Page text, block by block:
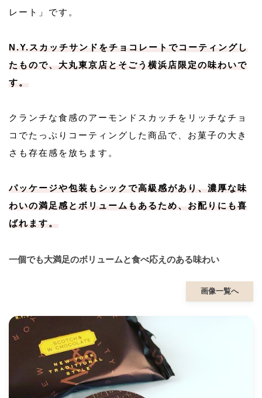
レート」です。
N.Y.スカッチサンドをチョコレートでコーティングし
たもので、大丸東京店とそごう横浜店限定の味わいで
す。
クランチな食感のアーモンドスカッチをリッチなチョ
コでたっぷりコーティングした商品で、お菓子の大き
さも存在感を放ちます。
パッケージや包装もシックで高級感があり、濃厚な味
わいの満足感とボリュームもあるため、お配りにも喜
ばれます。
一個でも大満足のボリュームと食べ応えのある味わい
画像一覧へ